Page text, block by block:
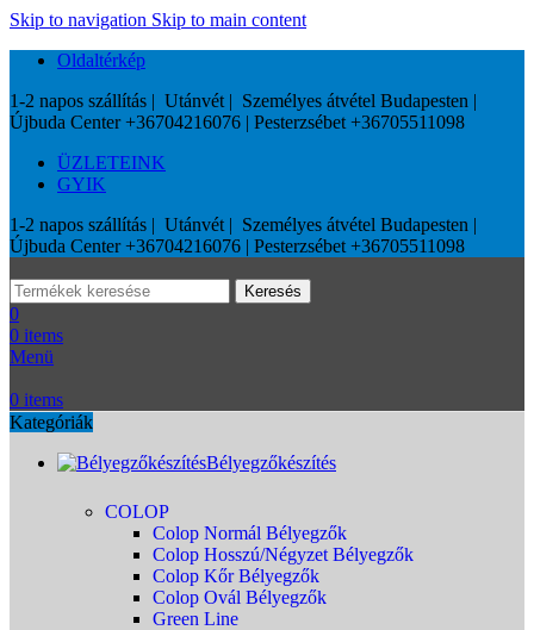
Skip to navigation Skip to main content
Oldaltérkép
1-2 napos szállítás | Utánvét | Személyes átvétel Budapesten |
Újbuda Center +36704216076 | Pesterzsébet +36705511098
ÜZLETEINK
GYIK
1-2 napos szállítás | Utánvét | Személyes átvétel Budapesten |
Újbuda Center +36704216076 | Pesterzsébet +36705511098
Keresés
0
0 items
Menü
0 items
Kategóriák
Bélyegzőkészítés
COLOP
Colop Normál Bélyegzők
Colop Hosszú/Négyzet Bélyegzők
Colop Kőr Bélyegzők
Colop Ovál Bélyegzők
Green Line